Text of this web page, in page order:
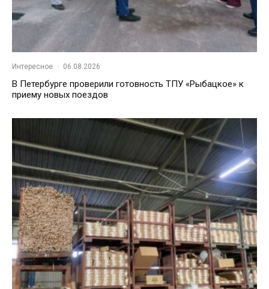
Интересное · 06.08.2026
В Петербурге проверили готовность ТПУ «Рыбацкое» к
приему новых поездов